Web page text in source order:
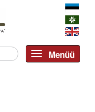
Toggle
Menüü